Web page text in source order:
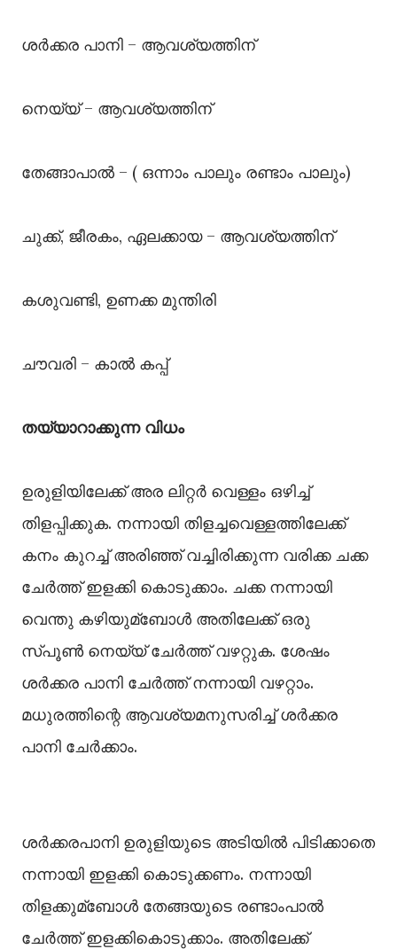
ശർക്കര പാനി – ആവശ്യത്തിന്
നെയ്യ് – ആവശ്യത്തിന്
തേങ്ങാപാല്‍ – ( ഒന്നാം പാലും രണ്ടാം പാലും)
ചുക്ക്, ജീരകം, ഏലക്കായ – ആവശ്യത്തിന്
കശുവണ്ടി, ഉണക്ക മുന്തിരി
ചൗവരി – കാല്‍ കപ്പ്
തയ്യാറാക്കുന്ന വിധം
ഉരുളിയിലേക്ക് അര ലിറ്റർ വെള്ളം ഒഴിച്ച്‌
തിളപ്പിക്കുക. നന്നായി തിളച്ചവെള്ളത്തിലേക്ക്
കനം കുറച്ച്‌ അരിഞ്ഞ് വച്ചിരിക്കുന്ന വരിക്ക ചക്ക
ചേർത്ത് ഇളക്കി കൊടുക്കാം. ചക്ക നന്നായി
വെന്തു കഴിയുമ്ബോള്‍ അതിലേക്ക് ഒരു
സ്പൂണ്‍ നെയ്യ് ചേർത്ത് വഴറ്റുക. ശേഷം
ശർക്കര പാനി ചേർത്ത് നന്നായി വഴറ്റാം.
മധുരത്തിന്റെ ആവശ്യമനുസരിച്ച്‌ ശർക്കര
പാനി ചേർക്കാം.
ശർക്കരപാനി ഉരുളിയുടെ അടിയില്‍ പിടിക്കാതെ
നന്നായി ഇളക്കി കൊടുക്കണം. നന്നായി
തിളക്കുമ്ബോള്‍ തേങ്ങയുടെ രണ്ടാംപാല്‍
ചേര്‍ത്ത് ഇളക്കികൊടുക്കാം. അതിലേക്ക്